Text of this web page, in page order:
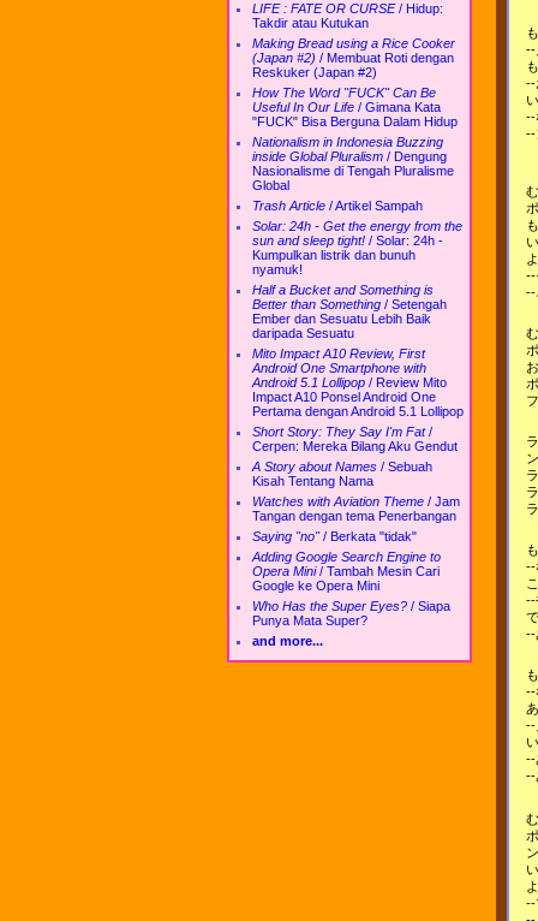
LIFE : FATE OR CURSE/ Hidup:
Takdir atau Kutukan
Making Bread using a Rice Cooker
(Japan #2) / Membuat Roti dengan
Reskuker (Japan #2)
How The Word "FUCK" Can Be
Useful In Our Life / Gimana Kata
"FUCK" Bisa Berguna Dalam Hidup
Nationalism in Indonesia Buzzing
inside Global Pluralism / Dengung
Nasionalisme di Tengah Pluralisme
Global
Trash Article /Artikel Sampah
Solar: 24h - Get the energy from the
sun and sleep tight! / Solar: 24h -
Kumpulkan listrik dan bunuh
nyamuk!
Half a Bucket and Something is
Better than Something / Setengah
Ember dan Sesuatu Lebih Baik
daripada Sesuatu
Mito Impact A10 Review, First
Android One Smartphone with
Android 5.1 Lollipop / Review Mito
Impact A10 Ponsel Android One
Pertama dengan Android 5.1 Lollipop
Short Story: They Say I'm Fat/
Cerpen: Mereka Bilang Aku Gendut
A Story about Names / Sebuah
Kisah Tentang Nama
Watches with Aviation Theme / Jam
Tangan dengan tema Penerbangan
Saying "no"/ Berkata "tidak"
Adding Google Search Engine to
Opera Mini/ Tambah Mesin Cari
Google ke Opera Mini
Who Has the Super Eyes? / Siapa
Punya Mata Super?
and more...
--
--
--
--
よ
--
--
--
--
--
--
--
--
--
よ
--